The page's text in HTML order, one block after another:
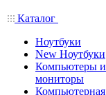
Каталог
Ноутбуки
New Ноутбуки
Компьютеры и
мониторы
Компьютерная